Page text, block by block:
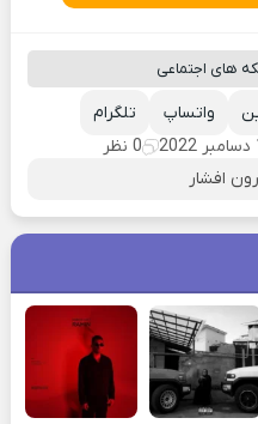
های اجتماعی
تلگرام واتساپ
0 نظر
افشار